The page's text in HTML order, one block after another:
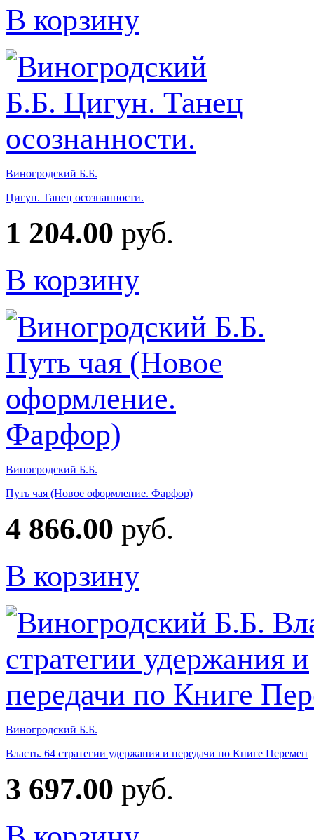
В корзину
Виногродский Б.Б.
Цигун. Танец осознанности.
1 204.00 руб.
В корзину
Виногродский Б.Б.
Путь чая (Новое оформление. Фарфор)
4 866.00 руб.
В корзину
Виногродский Б.Б.
Власть. 64 стратегии удержания и передачи по Книге Перемен
3 697.00 руб.